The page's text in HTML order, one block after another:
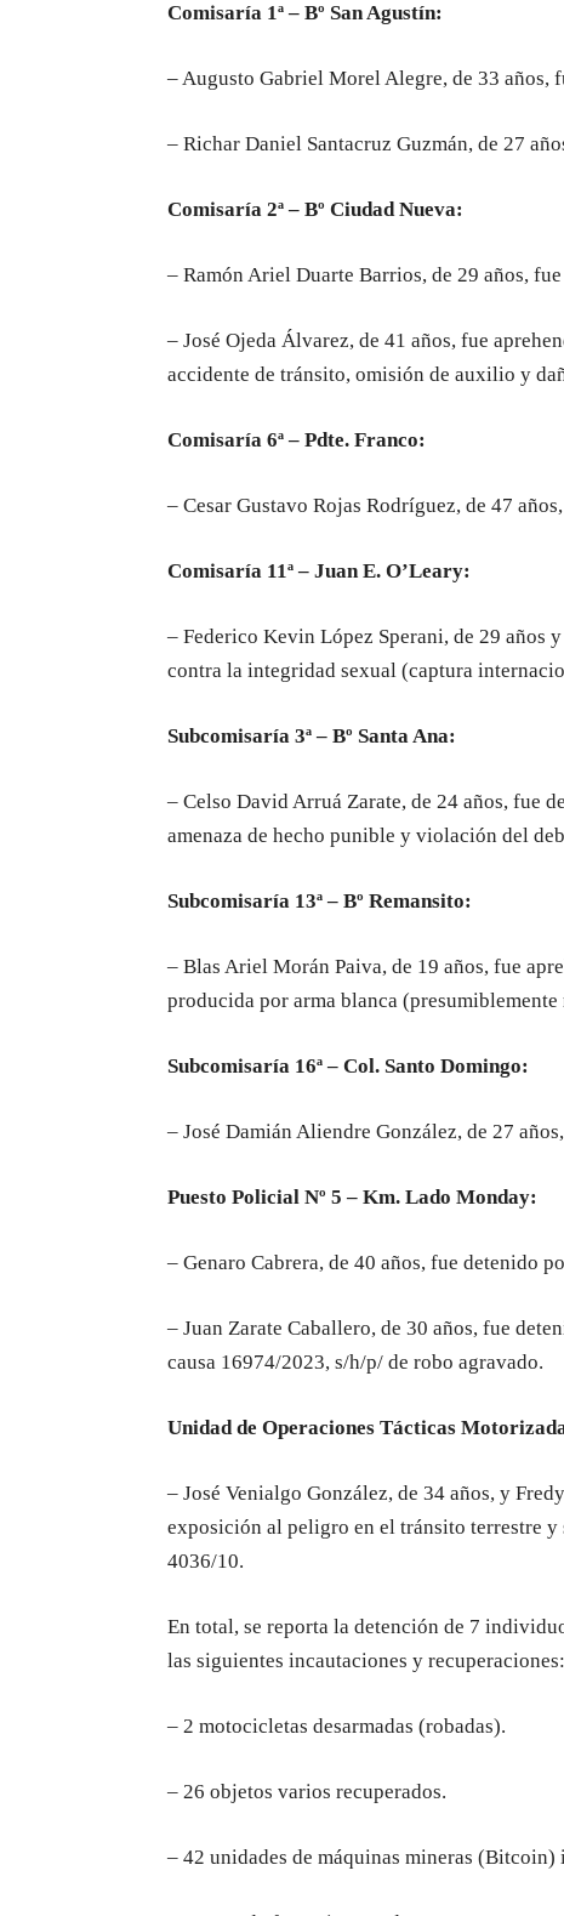
Comisaría 1ª – Bº San Agustín:
– Augusto Gabriel Morel Alegre, de 33 años,
– Richar Daniel Santacruz Guzmán, de 27
Comisaría 2ª – Bº Ciudad Nueva:
– Ramón Ariel Duarte Barrios, de 29 años,
– José Ojeda Álvarez, de 41 años, fue
accidente de tránsito, omisión de auxilio y
Comisaría 6ª – Pdte. Franco:
– Cesar Gustavo Rojas Rodríguez, de 47
Comisaría 11ª – Juan E. O’Leary:
– Federico Kevin López Sperani, de 29 años
contra la integridad sexual (captura
Subcomisaría 3ª – Bº Santa Ana:
– Celso David Arruá Zarate, de 24 años, fue
amenaza de hecho punible y violación del
Subcomisaría 13ª – Bº Remansito:
– Blas Ariel Morán Paiva, de 19 años, fue
producida por arma blanca (presumiblemente
Subcomisaría 16ª – Col. Santo Domingo:
– José Damián Aliendre González, de 27
Puesto Policial Nº 5 – Km. Lado Monday:
– Genaro Cabrera, de 40 años, fue detenido
– Juan Zarate Caballero, de 30 años, fue
causa 16974/2023, s/h/p/ de robo agravado.
Unidad de Operaciones Tácticas
– José Venialgo González, de 34 años, y
exposición al peligro en el tránsito terrestre
4036/10.
En total, se reporta la detención de 7
las siguientes incautaciones y recuperaciones:
– 2 motocicletas desarmadas (robadas).
– 26 objetos varios recuperados.
– 42 unidades de máquinas mineras (Bitcoin)